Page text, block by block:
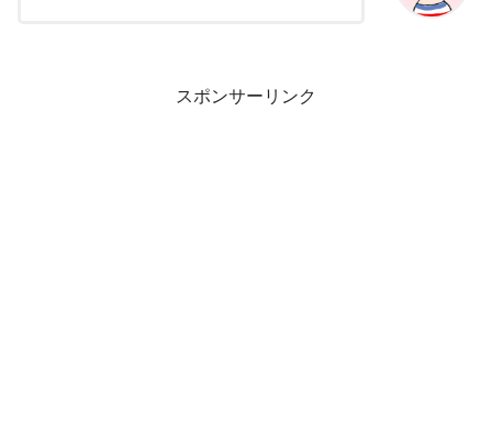
スポンサーリンク